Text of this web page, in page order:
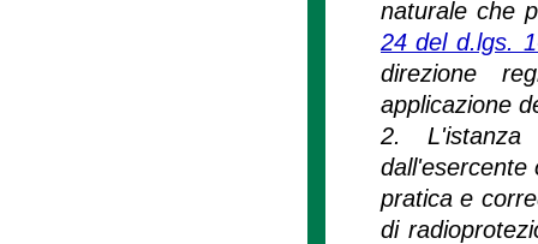
naturale che
24 del d.lgs.
direzione
applicazione
2. L'istanza
dall'esercente
pratica e
di